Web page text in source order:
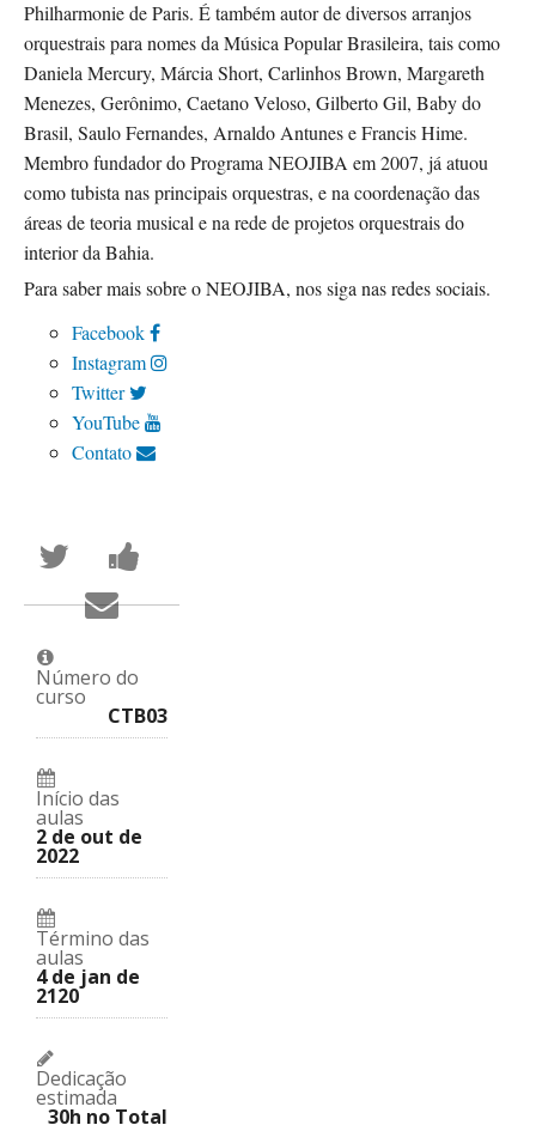
Philharmonie de Paris. É também autor de diversos arranjos
orquestrais para nomes da Música Popular Brasileira, tais como
Daniela Mercury, Márcia Short, Carlinhos Brown, Margareth
Menezes, Gerônimo, Caetano Veloso, Gilberto Gil, Baby do
Brasil, Saulo Fernandes, Arnaldo Antunes e Francis Hime.
Membro fundador do Programa NEOJIBA em 2007, já atuou
como tubista nas principais orquestras, e na coordenação das
áreas de teoria musical e na rede de projetos orquestrais do
interior da Bahia.
Para saber mais sobre o NEOJIBA, nos siga nas redes sociais.
Facebook
Instagram
Twitter
YouTube
Contato
Tweet
que
você
seinscreveu
curso.
no
se
inscreveu
neste
Envie
e-
mail
alguém
dizendo
que
se
inscreveu
curso.
Número do
curso
CTB03
Início das
aulas
2 de out de
2022
Término das
aulas
4 de jan de
2120
Dedicação
estimada
30h no Total